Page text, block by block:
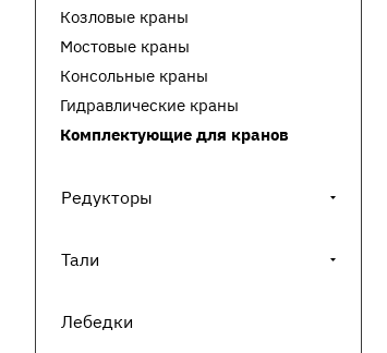
Козловые краны
Мостовые краны
Консольные краны
Гидравлические краны
Комплектующие для кранов
Редукторы
Тали
Лебедки